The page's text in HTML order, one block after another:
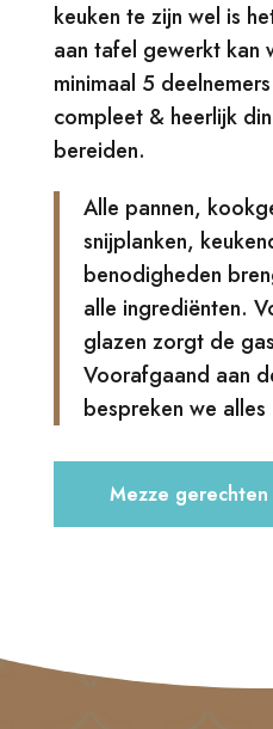
keuken te zijn wel is
aan tafel gewerkt kan
minimaal 5
compleet & heerlijk
bereiden.
Alle pannen,
snijplanken,
benodigheden
alle ingrediënten.
glazen zorgt de
Voorafgaand aan
bespreken we
Mezze gerechten